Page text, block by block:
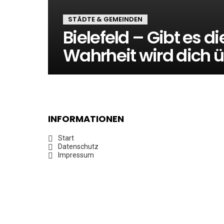
STÄDTE & GEMEINDEN
Bielefeld – Gibt es
Wahrheit wird dich
INFORMATIONEN
Start
Datenschutz
Impressum